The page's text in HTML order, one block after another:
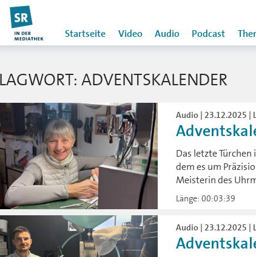
Startseite Video Audio Podcast
ADVENTSKALENDER
Audio | 23.12.2025 |
Das letzte
dem es um
Meisterin des
Länge: 00:03:39
Audio | 23.12.2025 |